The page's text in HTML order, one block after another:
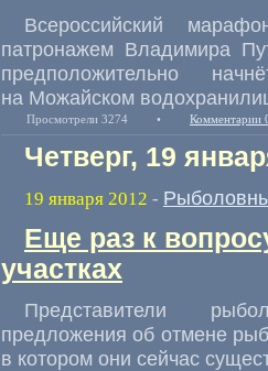
Всероссийский
патронажем Владимира
предположительно
на Можайском
Просмотрели 3274 • Комментарии
Четверг, 19
19 января 2012 -
Еще раз к
участках
Представители
предложения об отмене
в котором они сейчас